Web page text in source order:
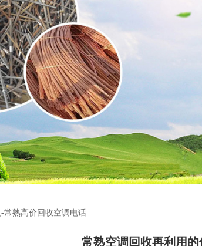
常熟高价回收空调电话
常熟空调回收再利用